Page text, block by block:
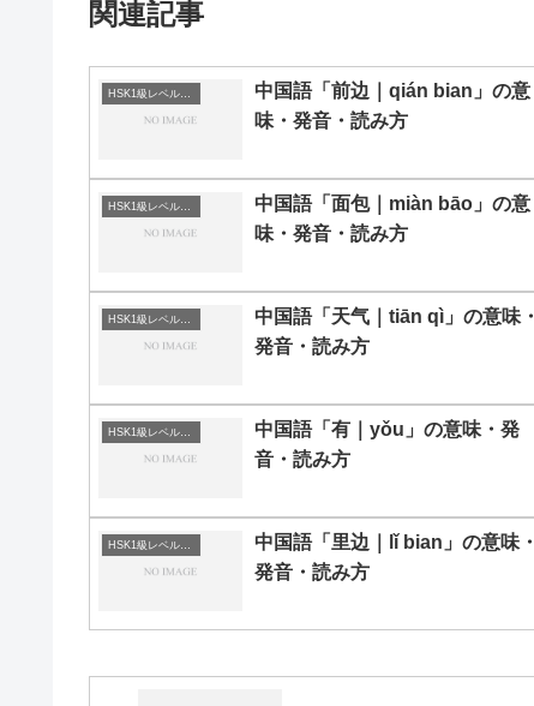
関連記事
中国語「前边｜qián bian」の意
味・発音・読み方
中国語「面包｜miàn bāo」の意
味・発音・読み方
中国語「天气｜tiān qì」の意味・
発音・読み方
中国語「有｜yǒu」の意味・発
音・読み方
中国語「里边｜lǐ bian」の意味・
発音・読み方